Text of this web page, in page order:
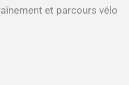
et parcours vélo